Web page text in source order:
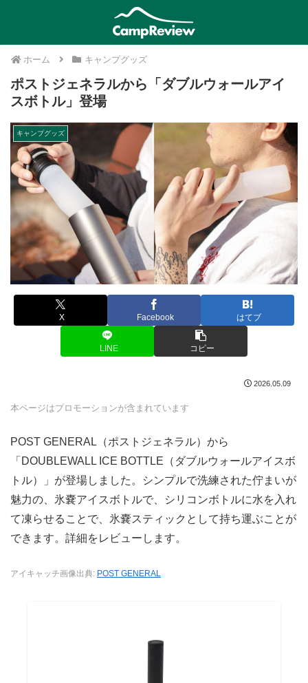
ホーム キャンプグッズ
ポストジェネラルから「ダブルウォールアイ
スボトル」登場
キャンプグッズ
X Facebook はてブ
LINE コピー
2026.05.09
本ページはプロモーションが含まれています
POST GENERAL（ポストジェネラル）から
「DOUBLEWALL ICE BOTTLE（ダブルウォールアイスボ
トル）」が登場しました。シンプルで洗練された佇まいが
魅力の、氷嚢アイスボトルで、シリコンボトルに水を入れ
て凍らせることで、氷嚢スティックとして持ち運ぶことが
できます。詳細をレビューします。
アイキャッチ画像出典: POST GENERAL